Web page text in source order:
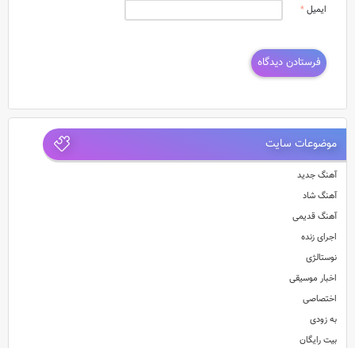
ایمیل*
موضوعات سایت
آهنگ جدید
آهنگ شاد
آهنگ قدیمی
اجرای زنده
نوستالژی
اخبار موسیقی
اختصاصی
به زودی
بیت رایگان